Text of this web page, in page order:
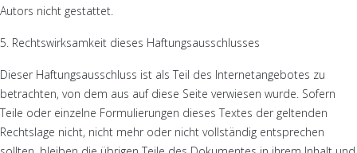
Autors nicht gestattet.
5. Rechtswirksamkeit dieses Haftungsausschlusses
Dieser Haftungsausschluss ist als Teil des Internetangebotes zu
betrachten, von dem aus auf diese Seite verwiesen wurde. Sofern
Teile oder einzelne Formulierungen dieses Textes der geltenden
Rechtslage nicht, nicht mehr oder nicht vollständig entsprechen